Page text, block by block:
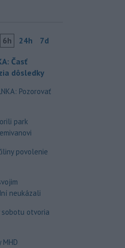
6h 24h 7d
Časť
dôsledky
Pozorovať
park
povolenie
neukázali
sobotu otvoria